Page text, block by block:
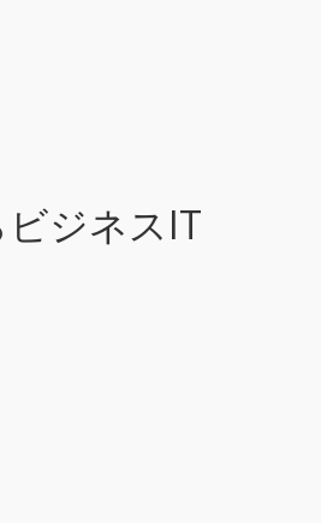
ジネスIT